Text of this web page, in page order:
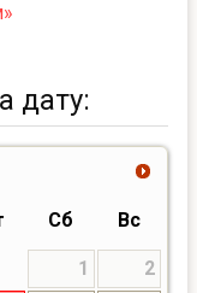
дату:
Сб Вс
1
2